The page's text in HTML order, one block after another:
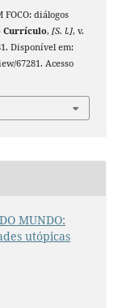
FOCO: diálogos
Currículo, [S. l.], v.
Disponível em:
67281. Acesso
MUNDO:
utópicas